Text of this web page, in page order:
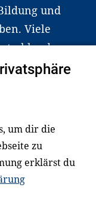
und
Viele
dabei.
wir eng
um dir die
zu
erklärst du